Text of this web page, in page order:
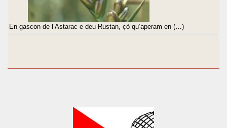
En gascon de l’Astarac e deu Rustan, çò qu’aperam en (…)